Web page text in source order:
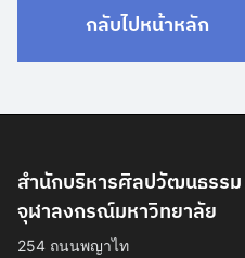
กลับไปหน้าหลัก
สำนักบริหารศิลปวัฒนธรรม
จุฬาลงกรณ์มหาวิทยาลัย
254 ถนนพญาไท